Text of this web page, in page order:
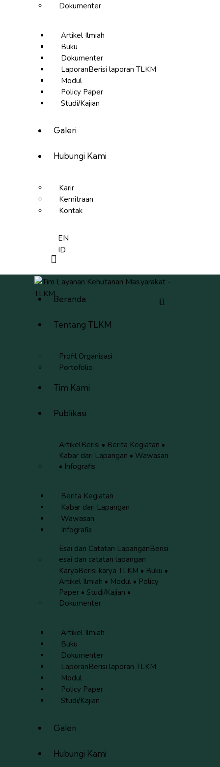
Dokumenter
Artikel Ilmiah
Buku
Dokumenter
LaporanBerisi laporan TLKM
Modul
Policy Paper
Studi/Kajian
Galeri
Hubungi Kami
Karir
Kemitraan
Kontak
EN
ID
Beranda
Tentang TLKM
Profil Organisasi
Portofolio
Tim Kami
Publikasi
ArtikelBerisi • Berita Kegiatan •
Kabar dari Lapangan • Wawasan
• Infografis
Berita Kegiatan
Kabar dari Lapangan
Wawasan
Infografis
Esai dan Catatan LapanganBerisi
esai dan catatan lapangan
KaryaBerisi karya TLKM • Buku •
Artikel Ilmiah • Modul • Policy
Paper • Studi/Kajian •
Dokumenter
Artikel Ilmiah
Buku
Dokumenter
LaporanBerisi laporan TLKM
Modul
Policy Paper
Studi/Kajian
Galeri
Hubungi Kami